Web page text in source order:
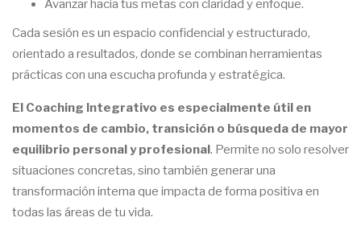
Avanzar hacia tus metas con claridad y enfoque.
Cada sesión es un espacio confidencial y estructurado,
orientado a resultados, donde se combinan herramientas
prácticas con una escucha profunda y estratégica.
El Coaching Integrativo es especialmente útil en
momentos de cambio, transición o búsqueda de mayor
equilibrio personal y profesional. Permite no solo resolver
situaciones concretas, sino también generar una
transformación interna que impacta de forma positiva en
todas las áreas de tu vida.